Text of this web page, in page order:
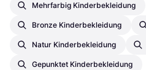
Mehrfarbig Kinderbekleidung
Bronze Kinderbekleidung
Natur Kinderbekleidung
Gepunktet Kinderbekleidung